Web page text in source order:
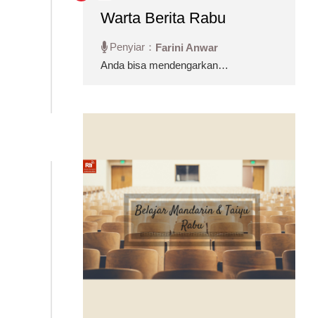
Warta Berita Rabu
Penyiar： Farini Anwar
Anda bisa mendengarkan